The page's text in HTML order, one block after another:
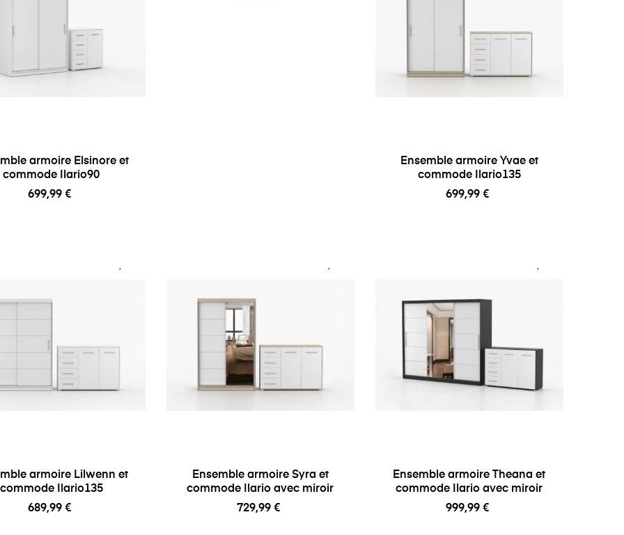
armoire Elsinore et
commode Ilario90
699,99 €
Ensemble armoire Yvae et
commode Ilario135
699,99 €
armoire Lilwenn et
commode Ilario135
689,99 €
Ensemble armoire Syra et
commode Ilario avec miroir
729,99 €
Ensemble armoire Theana et
commode Ilario avec miroir
999,99 €